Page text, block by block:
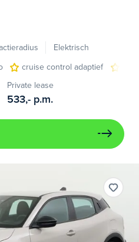
Elektrisch
cruise control adaptief
Private lease
533,- p.m.